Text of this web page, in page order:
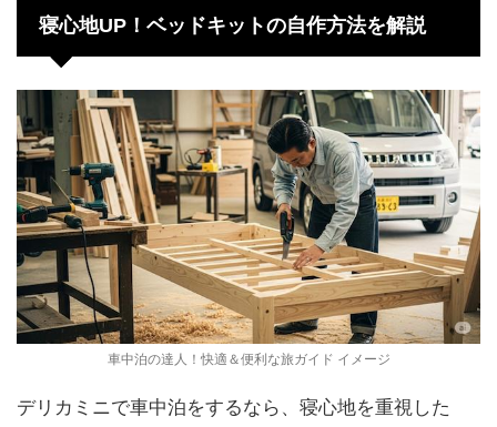
寝心地UP！ベッドキットの自作方法を解説
車中泊の達人！快適＆便利な旅ガイド イメージ
デリカミニで車中泊をするなら、寝心地を重視した